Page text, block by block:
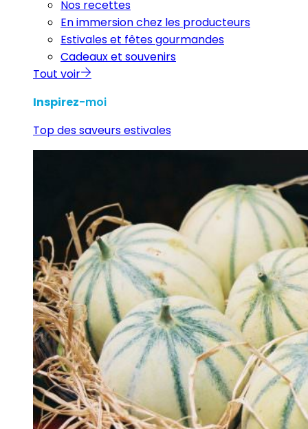
Nos recettes
En immersion chez les producteurs
Estivales et fêtes gourmandes
Cadeaux et souvenirs
Tout voir
Inspirez-moi
Top des saveurs estivales